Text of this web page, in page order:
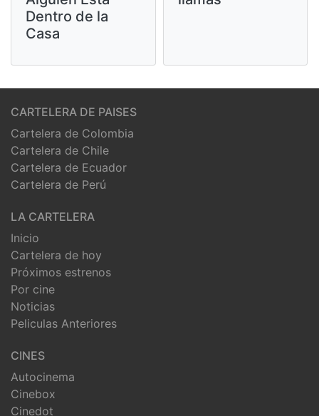
Dentro de la
Casa
CARTELERA DE PAISES
Cartelera de Colombia
Cartelera de Chile
Cartelera de Ecuador
Cartelera de Perú
LA CARTELERA
Inicio
Cartelera de hoy
Próximos estrenos
Por cine
Noticias
Peliculas Anteriores
CINES
Autocinema
Cinebox
Cinedot